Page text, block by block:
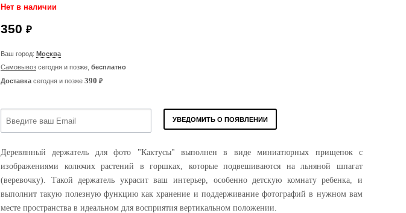
Нет в наличии
350 ₽
Ваш город: Москва
Самовывоз сегодня и позже, бесплатно
Доставка сегодня и позже 390 ₽
УВЕДОМИТЬ О ПОЯВЛЕНИИ
Деревянный держатель для фото "Кактусы" выполнен в виде миниатюрных прищепок с
изображениями колючих растений в горшках, которые подвешиваются на льняной шпагат
(веревочку). Такой держатель украсит ваш интерьер, особенно детскую комнату ребенка, и
выполнит такую полезную функцию как хранение и поддерживание фотографий в нужном вам
месте пространства в идеальном для восприятия вертикальном положении.